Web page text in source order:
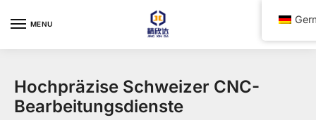
MENU
Hochpräzise Schweizer CNC-
Bearbeitungsdienste